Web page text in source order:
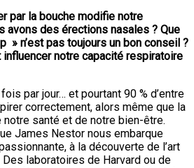
par la bouche modifie notre
avons des érections nasales ? Que
» n’est pas toujours un bon conseil ?
notre capacité respiratoire
par jour… et pourtant 90 % d’entre
correctement, alors même que la
santé et de notre bien-être.
James Nestor nous embarque
à la découverte de l’art
laboratoires de Harvard ou de